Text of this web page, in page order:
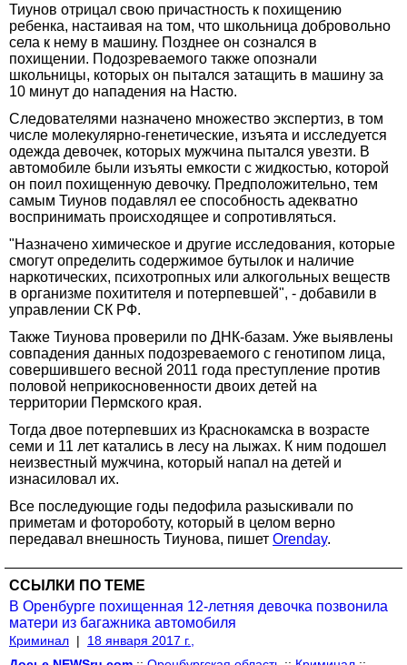
Тиунов отрицал свою причастность к похищению
ребенка, настаивая на том, что школьница добровольно
села к нему в машину. Позднее он сознался в
похищении. Подозреваемого также опознали
школьницы, которых он пытался затащить в машину за
10 минут до нападения на Настю.
Следователями назначено множество экспертиз, в том
числе молекулярно-генетические, изъята и исследуется
одежда девочек, которых мужчина пытался увезти. В
автомобиле были изъяты емкости с жидкостью, которой
он поил похищенную девочку. Предположительно, тем
самым Тиунов подавлял ее способность адекватно
воспринимать происходящее и сопротивляться.
"Назначено химическое и другие исследования, которые
смогут определить содержимое бутылок и наличие
наркотических, психотропных или алкогольных веществ
в организме похитителя и потерпевшей", - добавили в
управлении СК РФ.
Также Тиунова проверили по ДНК-базам. Уже выявлены
совпадения данных подозреваемого с генотипом лица,
совершившего весной 2011 года преступление против
половой неприкосновенности двоих детей на
территории Пермского края.
Тогда двое потерпевших из Краснокамска в возрасте
семи и 11 лет катались в лесу на лыжах. К ним подошел
неизвестный мужчина, который напал на детей и
изнасиловал их.
Все последующие годы педофила разыскивали по
приметам и фотороботу, который в целом верно
передавал внешность Тиунова, пишет Orenday.
ССЫЛКИ ПО ТЕМЕ
В Оренбурге похищенная 12-летняя девочка позвонила
матери из багажника автомобиля
Криминал |
18 января 2017 г.,